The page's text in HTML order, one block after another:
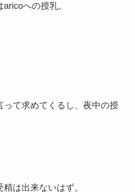
への授乳。
って求めてくるし、夜中の授
は出来ないはず。